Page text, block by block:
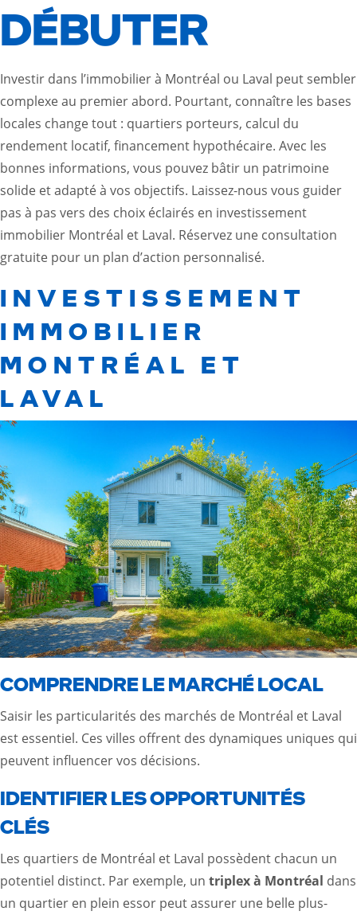
DÉBUTER
Investir dans l’immobilier à Montréal ou Laval peut sembler
complexe au premier abord. Pourtant, connaître les bases
locales change tout : quartiers porteurs, calcul du
rendement locatif, financement hypothécaire. Avec les
bonnes informations, vous pouvez bâtir un patrimoine
solide et adapté à vos objectifs. Laissez-nous vous guider
pas à pas vers des choix éclairés en investissement
immobilier Montréal et Laval. Réservez une consultation
gratuite pour un plan d’action personnalisé.
INVESTISSEMENT
IMMOBILIER
MONTRÉAL ET
LAVAL
COMPRENDRE LE MARCHÉ LOCAL
Saisir les particularités des marchés de Montréal et Laval
est essentiel. Ces villes offrent des dynamiques uniques qui
peuvent influencer vos décisions.
IDENTIFIER LES OPPORTUNITÉS
CLÉS
Les quartiers de Montréal et Laval possèdent chacun un
potentiel distinct. Par exemple, un triplex à Montréal dans
un quartier en plein essor peut assurer une belle plus-